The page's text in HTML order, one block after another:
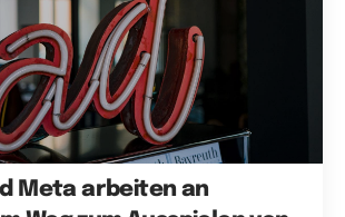
Meta arbeiten an